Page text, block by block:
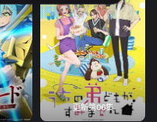
更新第06集